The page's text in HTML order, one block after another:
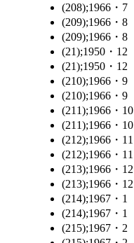
(208);1966・7
(209);1966・8
(209);1966・8
(21);1950・12
(21);1950・12
(210);1966・9
(210);1966・9
(211);1966・10
(211);1966・10
(212);1966・11
(212);1966・11
(213);1966・12
(213);1966・12
(214);1967・1
(214);1967・1
(215);1967・2